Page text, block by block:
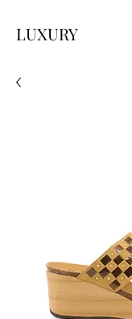
LUXURY